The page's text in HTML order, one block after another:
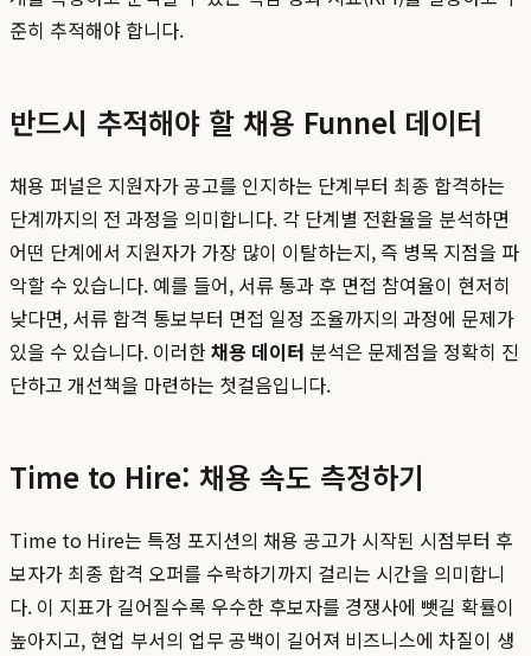
준히 추적해야 합니다.
반드시 추적해야 할 채용 Funnel 데이터
채용 퍼널은 지원자가 공고를 인지하는 단계부터 최종 합격하는
단계까지의 전 과정을 의미합니다. 각 단계별 전환율을 분석하면
어떤 단계에서 지원자가 가장 많이 이탈하는지, 즉 병목 지점을 파
악할 수 있습니다. 예를 들어, 서류 통과 후 면접 참여율이 현저히
낮다면, 서류 합격 통보부터 면접 일정 조율까지의 과정에 문제가
있을 수 있습니다. 이러한채용 데이터 분석은 문제점을 정확히 진
단하고 개선책을 마련하는 첫걸음입니다.
Time to Hire: 채용 속도 측정하기
Time to Hire는 특정 포지션의 채용 공고가 시작된 시점부터 후
보자가 최종 합격 오퍼를 수락하기까지 걸리는 시간을 의미합니
다. 이 지표가 길어질수록 우수한 후보자를 경쟁사에 뺏길 확률이
높아지고, 현업 부서의 업무 공백이 길어져 비즈니스에 차질이 생